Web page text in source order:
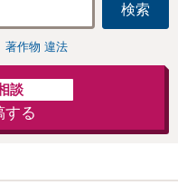
検索
著作物 違法
談
する